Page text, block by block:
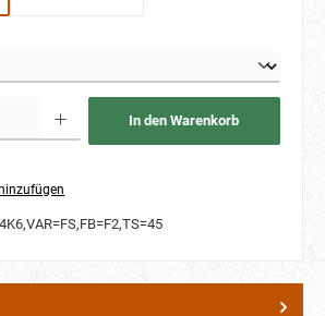
In den Warenkorb